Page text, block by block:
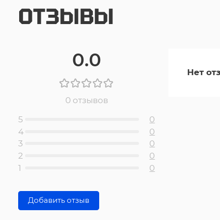
ОТЗЫВЫ
0.0
0 отзывов
5
0
4
0
3
0
2
0
1
0
Добавить отзыв
Нет